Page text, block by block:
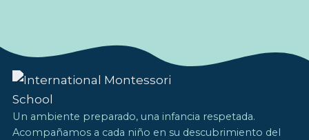
Un ambiente preparado, una infancia respetada.
Acompañamos a cada niño en su descubrimiento del